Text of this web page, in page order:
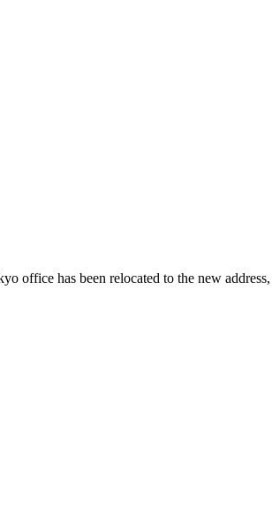
office has been relocated to the new